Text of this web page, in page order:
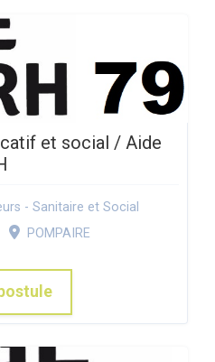
et social / Aide
- Sanitaire et Social
POMPAIRE